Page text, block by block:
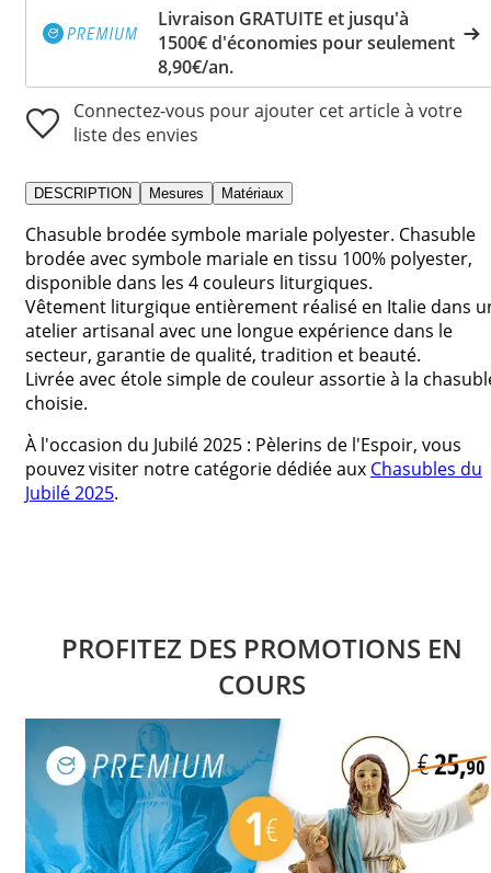
Livraison GRATUITE et jusqu'à
1500€ d'économies pour seulement
8,90€/an.
Connectez-vous pour ajouter cet article à votre
liste des envies
DESCRIPTION Mesures Matériaux
Chasuble brodée symbole mariale polyester. Chasuble
brodée avec symbole mariale en tissu 100% polyester,
disponible dans les 4 couleurs liturgiques.
Vêtement liturgique entièrement réalisé en Italie dans
atelier artisanal avec une longue expérience dans le
secteur, garantie de qualité, tradition et beauté.
Livrée avec étole simple de couleur assortie à la
choisie.
À l'occasion du Jubilé 2025 : Pèlerins de l'Espoir, vous
pouvez visiter notre catégorie dédiée aux Chasubles du
Jubilé 2025.
PROFITEZ DES PROMOTIONS EN
COURS